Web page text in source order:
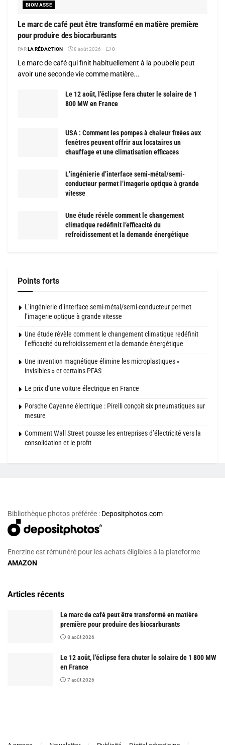
BIOMASSE
Le marc de café peut être transformé en matière première
pour produire des biocarburants
PARLA RÉDACTION 8 août 2026 0
Le marc de café qui finit habituellement à la poubelle peut
avoir une seconde vie comme matière...
Le 12 août, l’éclipse fera chuter le solaire de 1
800 MW en France
USA : Comment les pompes à chaleur fixées aux
fenêtres peuvent offrir aux locataires un
chauffage et une climatisation efficaces
L’ingénierie d’interface semi-métal/semi-
conducteur permet l’imagerie optique à grande
vitesse
Une étude révèle comment le changement
climatique redéfinit l’efficacité du
refroidissement et la demande énergétique
Points forts
L’ingénierie d’interface semi-métal/semi-conducteur permet
l’imagerie optique à grande vitesse
Une étude révèle comment le changement climatique redéfinit
l’efficacité du refroidissement et la demande énergétique
Une invention magnétique élimine les microplastiques «
invisibles » et certains PFAS
Le prix d’une voiture électrique en France
Porsche Cayenne électrique : Pirelli conçoit six pneumatiques sur
mesure
Comment Wall Street pousse les entreprises d’électricité vers la
consolidation et le profit
Bibliothèque photos préférée : Depositphotos.com
Enerzine est rémunéré pour les achats éligibles à la plateforme
AMAZON
Articles récents
Le marc de café peut être transformé en matière
première pour produire des biocarburants
8 août 2026
Le 12 août, l’éclipse fera chuter le solaire de 1 800 MW
en France
7 août 2026